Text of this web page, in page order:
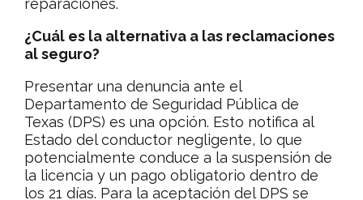
¿Cuál es la alternativa a las reclamaciones
al seguro?
Presentar una denuncia ante el
Departamento de Seguridad Pública de
Texas (DPS) es una opción. Esto notifica al
Estado del conductor negligente, lo que
potencialmente conduce a la suspensión de
la licencia y un pago obligatorio dentro de
los 21 días. Para la aceptación del DPS se